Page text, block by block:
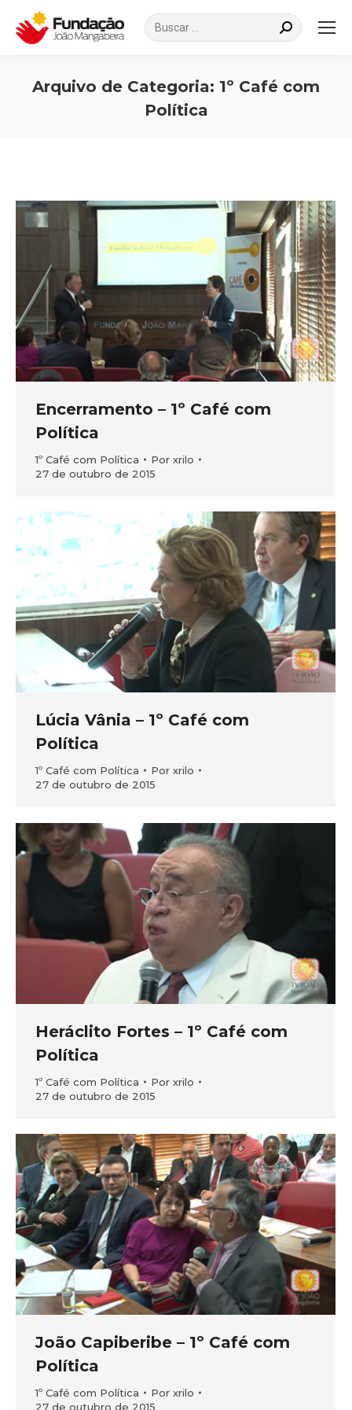
Search:
Arquivo de Categoria: 1º Café com
Política
Encerramento – 1º Café com
Política
1º Café com Política Por xrilo
27 de outubro de 2015
Lúcia Vânia – 1º Café com
Política
1º Café com Política Por xrilo
27 de outubro de 2015
Heráclito Fortes – 1º Café com
Política
1º Café com Política Por xrilo
27 de outubro de 2015
João Capiberibe – 1º Café com
Política
1º Café com Política Por xrilo
27 de outubro de 2015